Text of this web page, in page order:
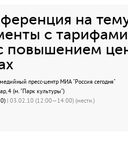
на
с
повышением
пресс-центр МИА "Россия сегодня"
4 (м. "Парк культуры")
| 03.02.10 (12:00—14:00) (местн.)